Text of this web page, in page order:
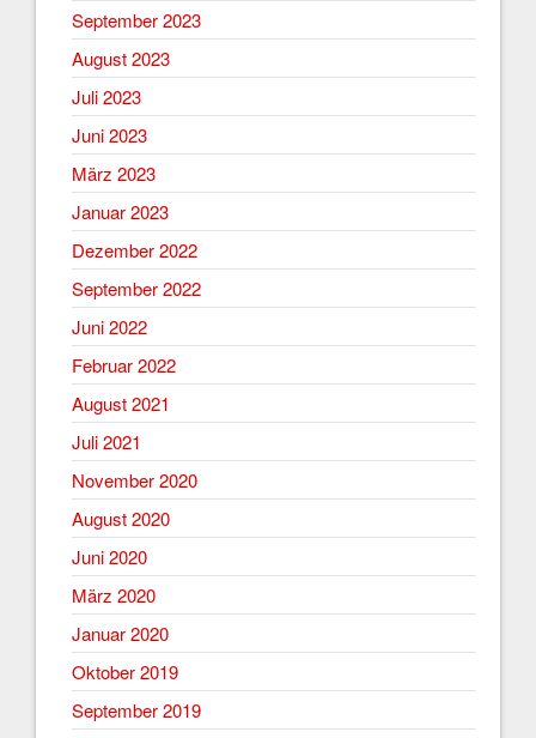
September 2023
August 2023
Juli 2023
Juni 2023
März 2023
Januar 2023
Dezember 2022
September 2022
Juni 2022
Februar 2022
August 2021
Juli 2021
November 2020
August 2020
Juni 2020
März 2020
Januar 2020
Oktober 2019
September 2019